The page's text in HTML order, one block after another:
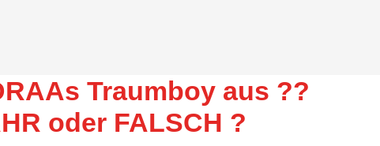
Traumboy aus ??
oder FALSCH ?